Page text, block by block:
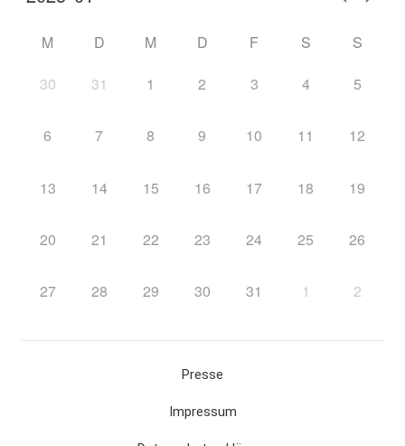
M D M D F S S
30 31 1 2 3 4 5
6 7 8 9 10 11 12
13 14 15 16 17 18 19
20 21 22 23 24 25 26
27 28 29 30 31 1 2
Presse
Impressum